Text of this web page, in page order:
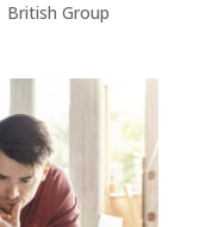
British Group